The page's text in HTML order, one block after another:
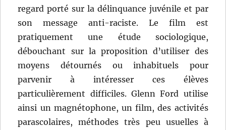
regard porté sur la délinquance juvénile et par
son message anti-raciste. Le film est
pratiquement une étude sociologique,
débouchant sur la proposition d’utiliser des
moyens détournés ou inhabituels pour
parvenir à intéresser ces élèves
particulièrement difficiles. Glenn Ford utilise
ainsi un magnétophone, un film, des activités
parascolaires, méthodes très peu usuelles à